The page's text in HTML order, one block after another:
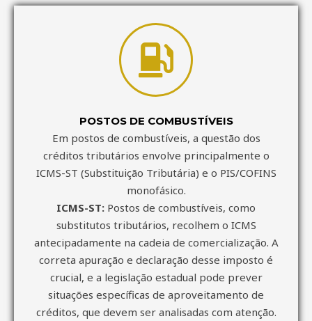
POSTOS DE COMBUSTÍVEIS
Em postos de combustíveis, a questão dos
créditos tributários envolve principalmente o
ICMS-ST (Substituição Tributária) e o PIS/COFINS
monofásico.
ICMS-ST: Postos de combustíveis, como
substitutos tributários, recolhem o ICMS
antecipadamente na cadeia de comercialização. A
correta apuração e declaração desse imposto é
crucial, e a legislação estadual pode prever
situações específicas de aproveitamento de
créditos, que devem ser analisadas com atenção.